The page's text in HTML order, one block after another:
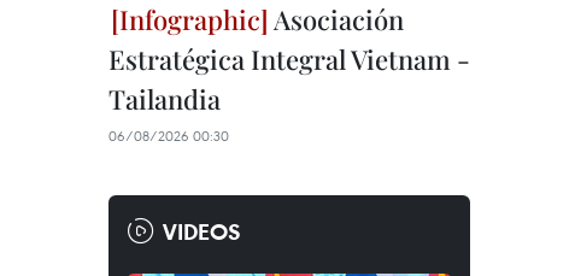
Asociación
Estratégica Integral Vietnam -
Tailandia
06/08/2026 00:30
VIDEOS